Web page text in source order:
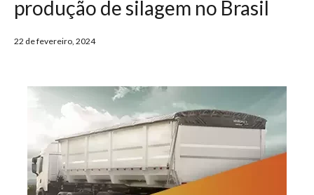
produção de silagem no Brasil
22 de fevereiro, 2024